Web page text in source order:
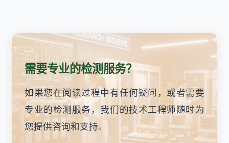
需要专业的检测服务？
如果您在阅读过程中有任何疑问，或者需要
专业的检测服务，我们的技术工程师随时为
您提供咨询和支持。